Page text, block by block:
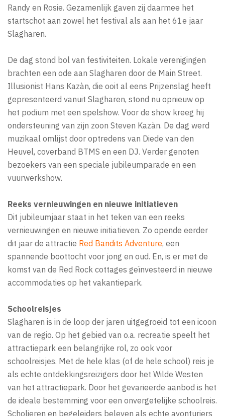
Randy en Rosie. Gezamenlijk gaven zij daarmee het
startschot aan zowel het festival als aan het 61e jaar
Slagharen.
De dag stond bol van festiviteiten. Lokale verenigingen
brachten een ode aan Slagharen door de Main Street.
Illusionist Hans Kazàn, die ooit al eens Prijzenslag heeft
gepresenteerd vanuit Slagharen, stond nu opnieuw op
het podium met een spelshow. Voor de show kreeg hij
ondersteuning van zijn zoon Steven Kazàn. De dag werd
muzikaal omlijst door optredens van Diede van den
Heuvel, coverband BTMS en een DJ. Verder genoten
bezoekers van een speciale jubileumparade en een
vuurwerkshow.
Reeks vernieuwingen en nieuwe initiatieven
Dit jubileumjaar staat in het teken van een reeks
vernieuwingen en nieuwe initiatieven. Zo opende eerder
dit jaar de attractie Red Bandits Adventure, een
spannende boottocht voor jong en oud. En, is er met de
komst van de Red Rock cottages geïnvesteerd in nieuwe
accommodaties op het vakantiepark.
Schoolreisjes
Slagharen is in de loop der jaren uitgegroeid tot een icoon
van de regio. Op het gebied van o.a. recreatie speelt het
attractiepark een belangrijke rol, zo ook voor
schoolreisjes. Met de hele klas (of de hele school) reis je
als echte ontdekkingsreizigers door het Wilde Westen
van het attractiepark. Door het gevarieerde aanbod is het
de ideale bestemming voor een onvergetelijke schoolreis.
Scholieren en begeleiders beleven als echte avonturiers